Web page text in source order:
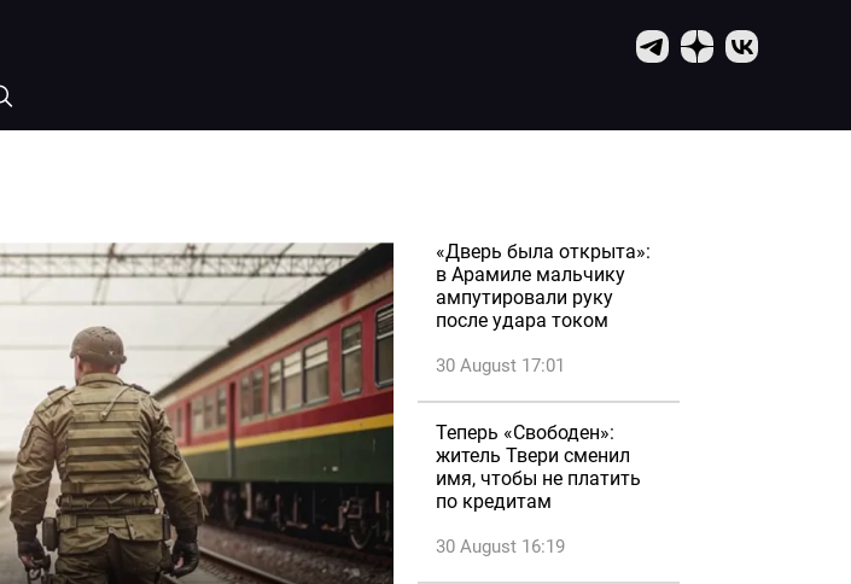
«Дверь была открыта»:
в Арамиле мальчику
ампутировали руку
после удара током
30 August 17:01
Теперь «Свободен»:
житель Твери сменил
имя, чтобы не платить
по кредитам
30 August 16:19